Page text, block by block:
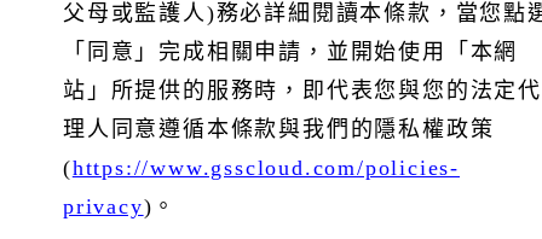
本公司所在地位於台灣，目前採用雲平台供應商(微軟
Azure日本東部與西部機房、亞馬遜AWS日本東京機房)提
父母或監護人)務必詳細閱讀本條款，當您點
「同意」完成相關申請，並開始使用「本網
站」所提供的服務時，即代表您與您的法定代
理人同意遵循本條款與我們的隱私權政策
(https://www.gsscloud.com/policies-
privacy)。